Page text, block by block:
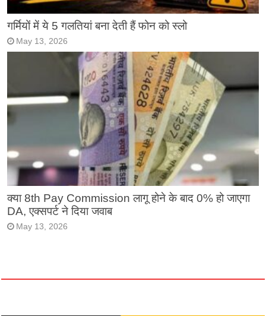
गर्मियों में ये 5 गलतियां बना देती हैं फोन को स्लो
May 13, 2026
क्या 8th Pay Commission लागू होने के बाद 0% हो जाएगा
DA, एक्सपर्ट ने दिया जवाब
May 13, 2026